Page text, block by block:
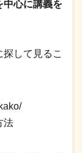
中心に講義を
して見るこ
法